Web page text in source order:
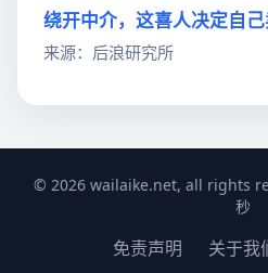
绕开中介，这喜人决定自
来源：后浪研究所
© 2026 wailaike.net, all rights
秒
免责声明 关于我